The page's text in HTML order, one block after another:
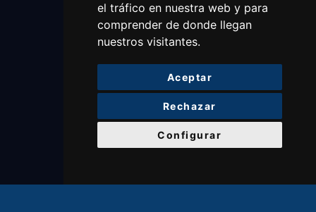
el tráfico en nuestra web y para
comprender de donde llegan
nuestros visitantes.
Aceptar
Rechazar
Configurar